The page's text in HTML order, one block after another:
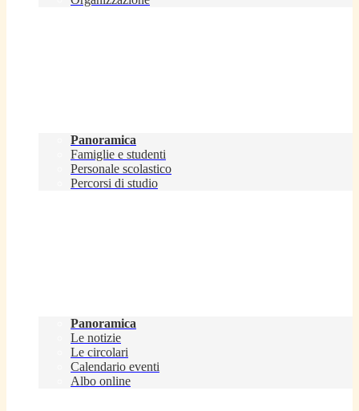
Panoramica
Famiglie e studenti
Personale scolastico
Percorsi di studio
Panoramica
Le notizie
Le circolari
Calendario eventi
Albo online